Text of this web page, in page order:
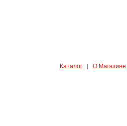
Каталог| О Магазине